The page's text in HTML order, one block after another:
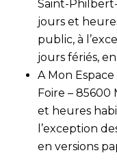
Saint-
jours et
public, à
jours fériés,
A Mon
Foire – 85600
et heures
l’exception
en versions